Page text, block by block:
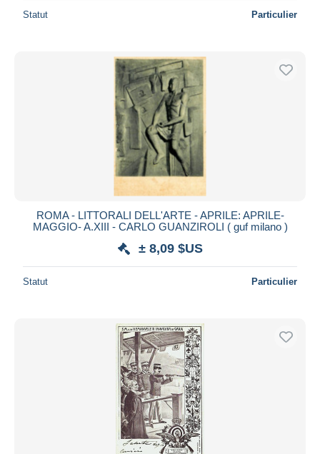
Statut Particulier
ROMA - LITTORALI DELL'ARTE - APRILE: APRILE-
MAGGIO- A.XIII - CARLO GUANZIROLI ( guf milano )
± 8,09 $US
Statut Particulier